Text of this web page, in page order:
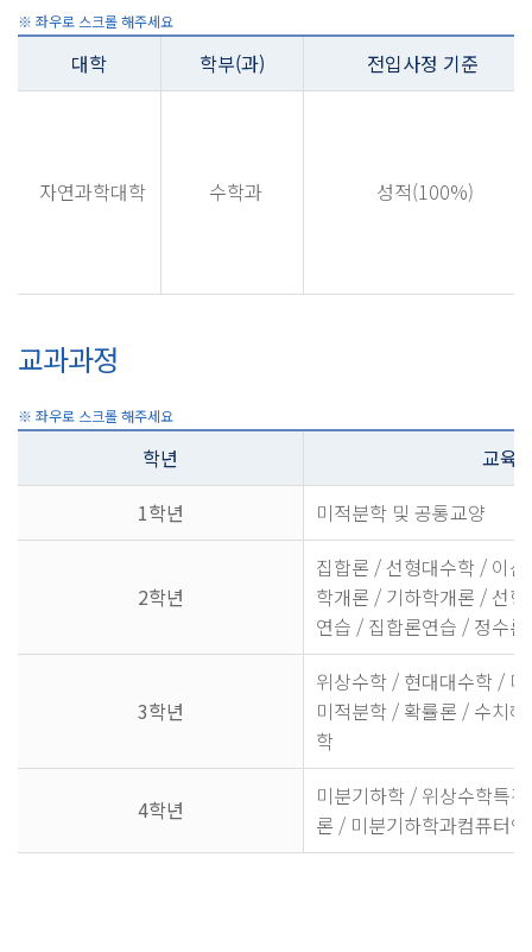
대학 학부(과) 전입사정 기준
자연과학대학 수학과 성적(100%)
교과과정
학년
교육
1학년
미적분학 및 공통교양
2학년
집합론 / 선형대수학 / 이
학개론 / 기하학개론 / 선
연습 / 집합론연습 / 정수론
3학년
위상수학 / 현대대수학 /
미적분학 / 확률론 / 수치
학
4학년
미분기하학 / 위상수학특
론 / 미분기하학과컴퓨터